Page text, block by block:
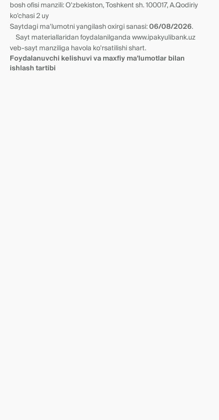
bosh ofisi manzili: O'zbekiston, Toshkent sh. 100017, A.Qodiriy
ko'chasi 2 uy
Saytdagi ma'lumotni yangilash oxirgi sanasi:06/08/2026.
Sayt materiallaridan foydalanilganda www.ipakyulibank.uz
veb-sayt manziliga havola ko'rsatilishi shart.
Foydalanuvchi kelishuvi va maxfiy ma'lumotlar bilan
ishlash tartibi